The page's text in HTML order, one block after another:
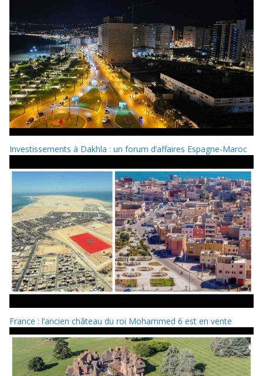
Investissements à Dakhla : un forum d’affaires Espagne-Maroc
France : l’ancien château du roi Mohammed 6 est en vente